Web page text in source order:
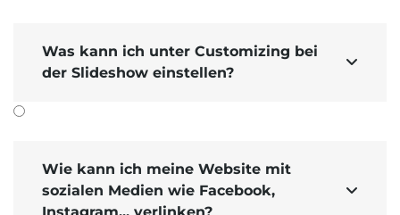
Was kann ich unter Customizing bei
der Slideshow einstellen?

Wie kann ich meine Website mit
sozialen Medien wie Facebook,
